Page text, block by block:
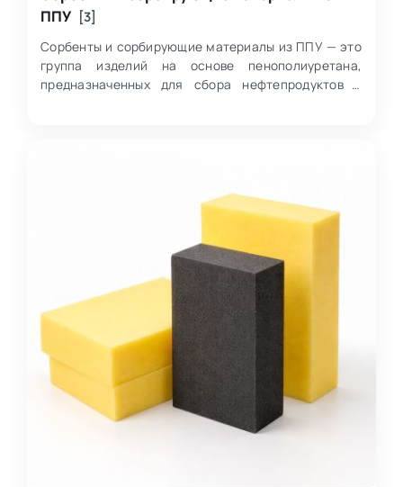
ППУ [3]
Сорбенты и сорбирующие материалы из ППУ — это
группа изделий на основе пенополиуретана,
предназначенных для сбора нефтепродуктов с